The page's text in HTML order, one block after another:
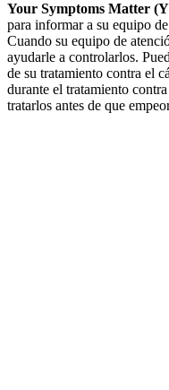
Your Symptoms Matter
para informar a su equipo
Cuando su equipo de
ayudarle a controlarlos.
de su tratamiento contra el
durante el tratamiento
tratarlos antes de que